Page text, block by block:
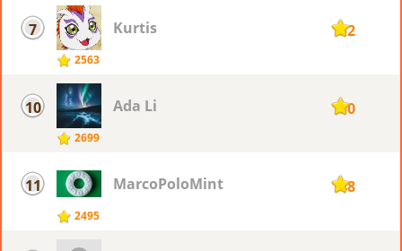
7
2563
Kurtis 152
10
2699
Ada Li 150
11
2495
MarcoPoloMint 148